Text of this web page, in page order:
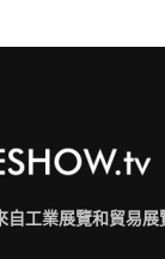
自工業展覽和貿易展